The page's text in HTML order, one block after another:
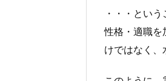
・・・という
性格・適職を
けではなく、